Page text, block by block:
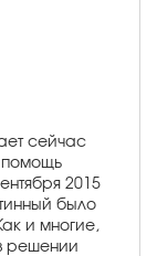
сейчас
помощь
2015
было
и многие,
решении